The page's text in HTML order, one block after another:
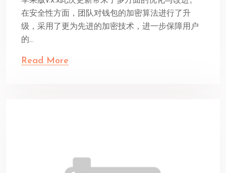
在安全性方面，团队对钱包的加密算法进行了升
级，采用了更为先进的加密技术，进一步保障用户
的...
Read More